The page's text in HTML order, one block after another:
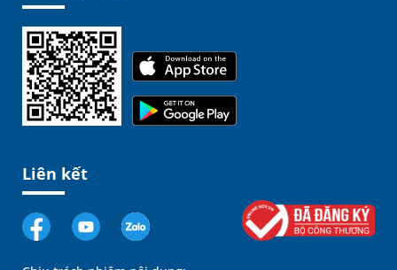
Liên kết